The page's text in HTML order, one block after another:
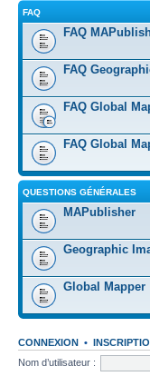
FAQ
FAQ
FAQ
FAQ Global
FAQ Global
QUESTIONS GÉNÉRALES
MAPublisher
Geographic
Global Mapper
CONNEXION •
Nom d’utilisateur :